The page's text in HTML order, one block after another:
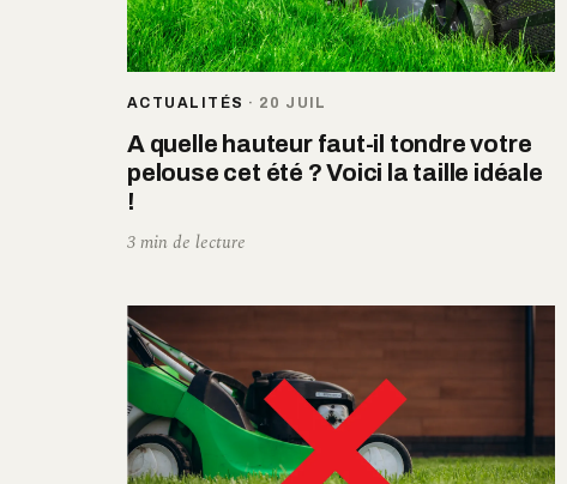
ACTUALITÉS · 20 JUIL
A quelle hauteur faut-il tondre votre
pelouse cet été ? Voici la taille idéale
!
3 min de lecture